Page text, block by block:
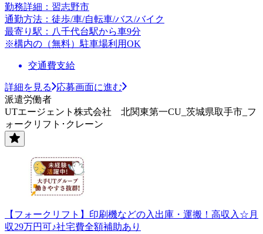
勤務詳細：習志野市
通勤方法：徒歩/車/自転車/バス/バイク
最寄り駅：八千代台駅から車9分
※構内の（無料）駐車場利用OK
交通費支給
詳細を見る
応募画面に進む
派遣労働者
UTエージェント株式会社 北関東第一CU_茨城県取手市_フ
ォークリフト･クレーン
【フォークリフト】印刷機などの入出庫・運搬！高収入☆月
収29万円可♪社宅費全額補助あり